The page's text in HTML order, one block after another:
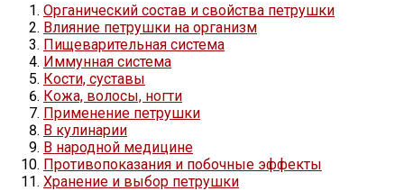
Органический состав и свойства петрушки
Влияние петрушки на организм
Пищеварительная система
Иммунная система
Кости, суставы
Кожа, волосы, ногти
Применение петрушки
В кулинарии
В народной медицине
Противопоказания и побочные эффекты
Хранение и выбор петрушки